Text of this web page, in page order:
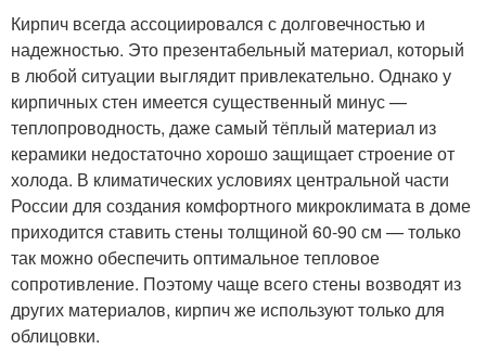
Кирпич всегда ассоциировался с долговечностью и
надежностью. Это презентабельный материал, который
в любой ситуации выглядит привлекательно. Однако у
кирпичных стен имеется существенный минус —
теплопроводность, даже самый тёплый материал из
керамики недостаточно хорошо защищает строение от
холода. В климатических условиях центральной части
России для создания комфортного микроклимата в доме
приходится ставить стены толщиной 60-90 см — только
так можно обеспечить оптимальное тепловое
сопротивление. Поэтому чаще всего стены возводят из
других материалов, кирпич же используют только для
облицовки.